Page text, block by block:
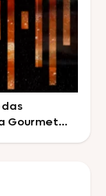
Gourmet
produto